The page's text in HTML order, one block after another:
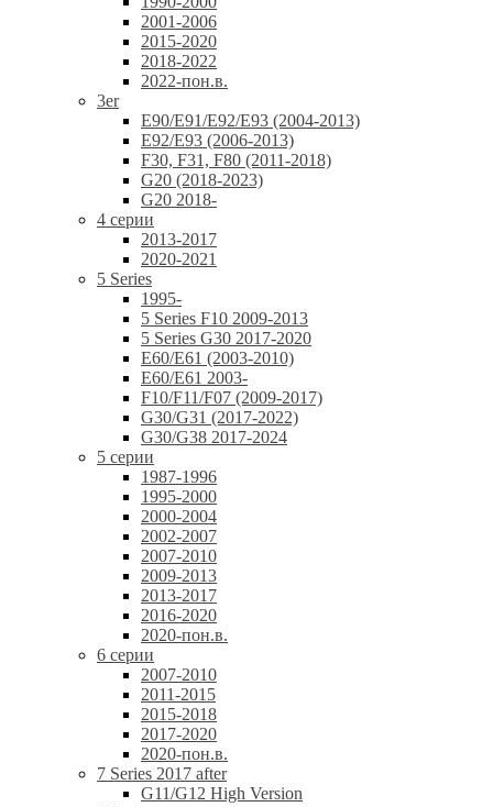
2001-2006
2015-2020
2018-2022
2022-пон.в.
3er
E90/E91/E92/E93 (2004-2013)
E92/E93 (2006-2013)
F30, F31, F80 (2011-2018)
G20 (2018-2023)
G20 2018-
4 серии
2013-2017
2020-2021
5 Series
1995-
5 Series F10 2009-2013
5 Series G30 2017-2020
E60/E61 (2003-2010)
E60/E61 2003-
F10/F11/F07 (2009-2017)
G30/G31 (2017-2022)
G30/G38 2017-2024
5 серии
1987-1996
1995-2000
2000-2004
2002-2007
2007-2010
2009-2013
2013-2017
2016-2020
2020-пон.в.
6 серии
2007-2010
2011-2015
2015-2018
2017-2020
2020-пон.в.
7 Series 2017 after
G11/G12 High Version